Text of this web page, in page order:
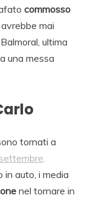
commosso
mai
ultima
una messa
tornati a
in auto, i media
nel tornare in